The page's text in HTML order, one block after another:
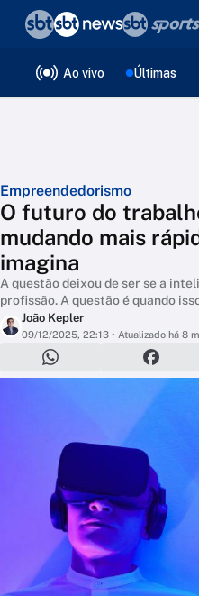
Ao vivo Últimas
Empreendedorismo
O futuro do
mudando mais
imagina
A questão deixou de ser se a
profissão. A questão é quando
João Kepler
09/12/2025, 22:13 • Atualizado há 8
❮voltar
Editorias